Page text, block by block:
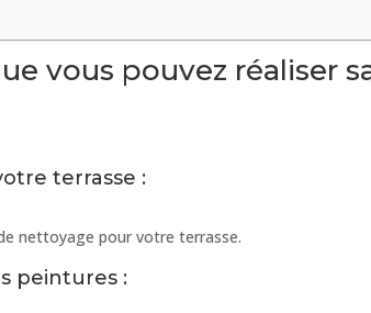
vous pouvez réaliser
terrasse :
nettoyage pour votre terrasse.
peintures :